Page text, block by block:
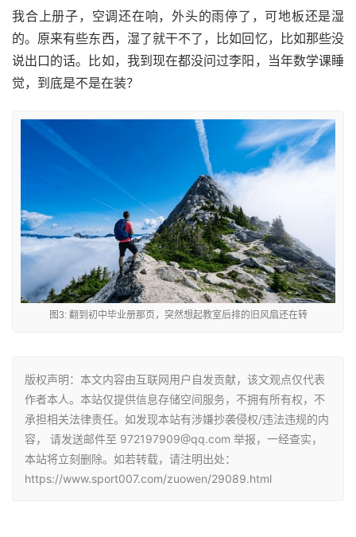
我合上册子，空调还在响，外头的雨停了，可地板还是湿
的。原来有些东西，湿了就干不了，比如回忆，比如那些没
说出口的话。比如，我到现在都没问过李阳，当年数学课睡
觉，到底是不是在装？
图3: 翻到初中毕业册那页，突然想起教室后排的旧风扇还在转
版权声明：本文内容由互联网用户自发贡献，该文观点仅代表
作者本人。本站仅提供信息存储空间服务，不拥有所有权，不
承担相关法律责任。如发现本站有涉嫌抄袭侵权/违法违规的内
容， 请发送邮件至 972197909@qq.com 举报，一经查实，
本站将立刻删除。如若转载，请注明出处：
https://www.sport007.com/zuowen/29089.html